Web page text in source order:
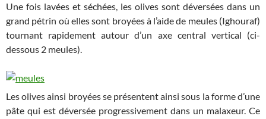
Une fois lavées et séchées, les olives sont déversées dans un
grand pétrin où elles sont broyées à l’aide de meules (Ighouraf)
tournant rapidement autour d’un axe central vertical (ci-
dessous 2 meules).
Les olives ainsi broyées se présentent ainsi sous la forme d’une
pâte qui est déversée progressivement dans un malaxeur. Ce